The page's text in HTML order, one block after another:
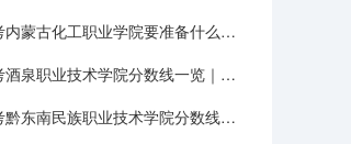
2026报考内蒙古化工职业学院要准备什么？分数线与入学全攻略
2026报考酒泉职业技术学院分数线一览｜手续办理与FAQ解答
2026报考黔东南民族职业技术学院分数线参考｜生活条件与入学流程